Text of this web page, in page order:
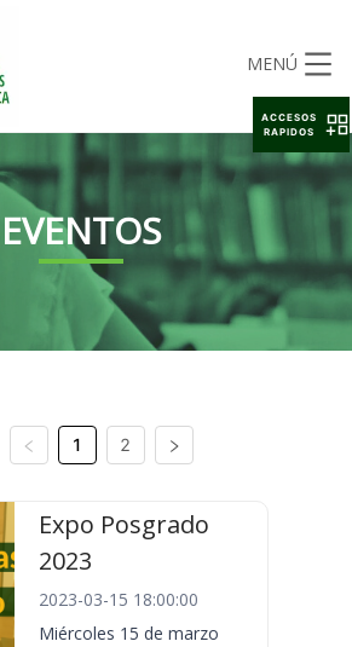
MENÚ
EVENTOS
1 2
Expo Posgrado
2023
2023-03-15 18:00:00
Miércoles 15 de marzo
ACCESOS
RAPIDOS